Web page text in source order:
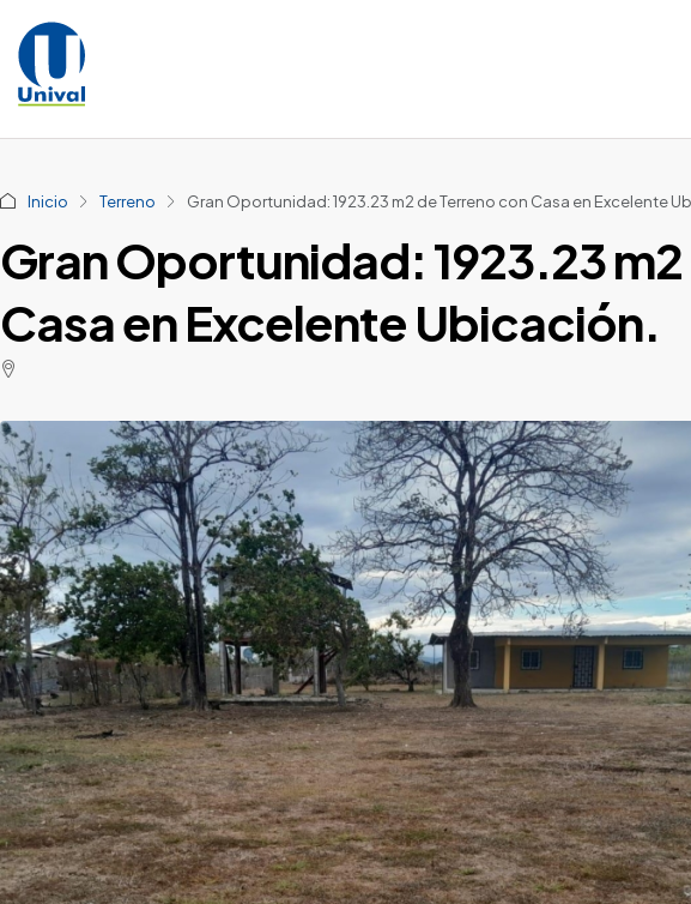
Inicio Terreno Gran Oportunidad: 1923.23 m2 de Terreno con Casa en Excelente
Gran Oportunidad: 1923.23
Casa en Excelente Ubicación.